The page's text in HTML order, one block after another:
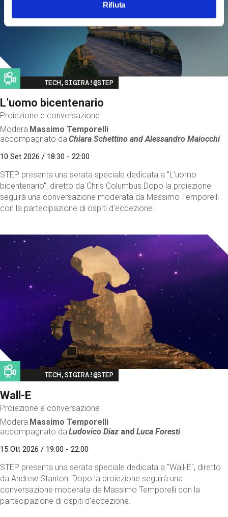
Rifiuta
Image
TECH,SIGIRA!@STEP
L’uomo bicentenario
Proiezione e conversazione
Modera Massimo Temporelli
accompagnato da Chiara Schettino andAlessandro Maiocchi
10 Set 2026 / 18:30 - 22:00
STEP presenta una serata speciale dedicata a "L’uomo
bicentenario", diretto da Chris Columbus.Dopo la proiezione
seguirà una conversazione moderata da Massimo Temporelli
con la partecipazione di ospiti d'eccezione.
Image
TECH,SIGIRA!@STEP
Wall-E
Proiezione e conversazione
Modera Massimo Temporelli
accompagnato da Ludovico Diaz andLuca Foresti
15 Ott 2026 / 19:00 - 22:00
STEP presenta una serata speciale dedicata a "Wall-E", diretto
da Andrew Stanton. Dopo la proiezione seguirà una
conversazione moderata da Massimo Temporelli con la
partecipazione di ospiti d'eccezione.